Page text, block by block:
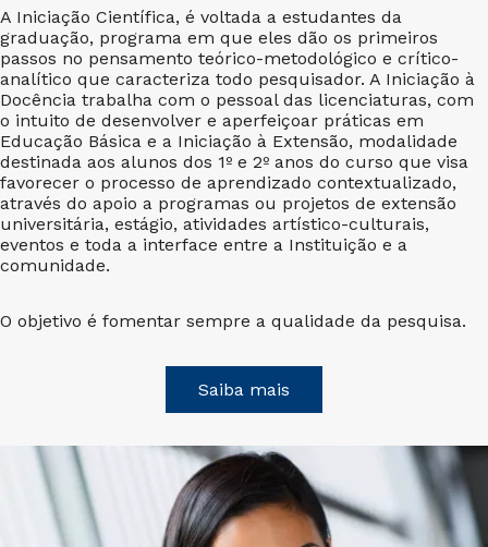
A Iniciação Científica, é voltada a estudantes da
graduação, programa em que eles dão os primeiros
passos no pensamento teórico-metodológico e crítico-
analítico que caracteriza todo pesquisador. A Iniciação à
Docência trabalha com o pessoal das licenciaturas, com
o intuito de desenvolver e aperfeiçoar práticas em
Educação Básica e a Iniciação à Extensão, modalidade
destinada aos alunos dos 1º e 2º anos do curso que visa
favorecer o processo de aprendizado contextualizado,
através do apoio a programas ou projetos de extensão
universitária, estágio, atividades artístico-culturais,
eventos e toda a interface entre a Instituição e a
comunidade.
O objetivo é fomentar sempre a qualidade da pesquisa.
Saiba mais